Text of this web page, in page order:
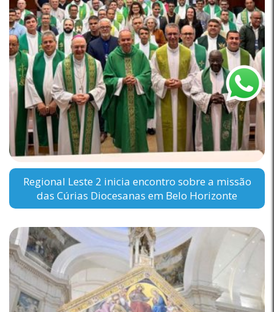
Regional Leste 2 inicia encontro sobre a missão
das Cúrias Diocesanas em Belo Horizonte